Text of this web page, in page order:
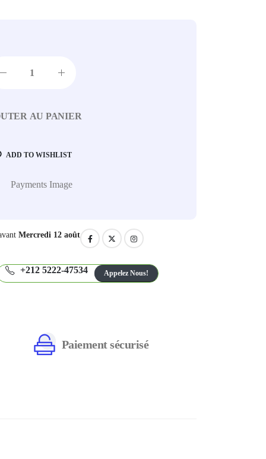
AU PANIER
ADD TO WISHLIST
Mercredi 12 août
+212 5222-47534 Appelez Nous!
Paiement sécurisé